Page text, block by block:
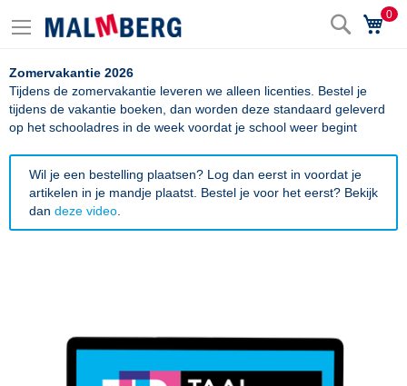
Zoek0
Zomervakantie 2026
Tijdens de zomervakantie leveren we alleen licenties. Bestel je
tijdens de vakantie boeken, dan worden deze standaard geleverd
op het schooladres in de week voordat je school weer begint
Wil je een bestelling plaatsen? Log dan eerst in voordat je
artikelen in je mandje plaatst. Bestel je voor het eerst? Bekijk
dan deze video